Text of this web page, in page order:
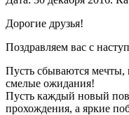
Дорогие друзья!
Поздравляем вас с
Пусть сбываются мечты,
смелые ожидания!
Пусть каждый новый
прохождения, а яркие